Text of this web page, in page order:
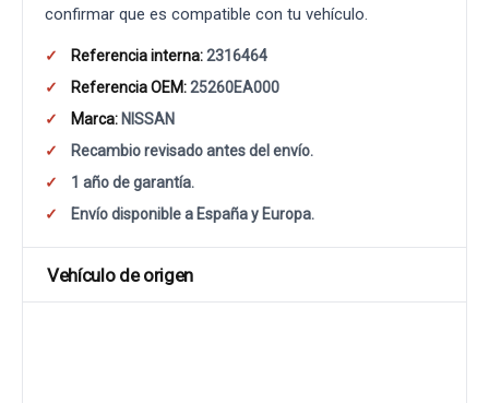
confirmar que es compatible con tu vehículo.
Referencia interna:2316464
Referencia OEM:25260EA000
Marca: NISSAN
Recambio revisado antes del envío.
1 año de garantía.
Envío disponible a España y Europa.
Vehículo de origen